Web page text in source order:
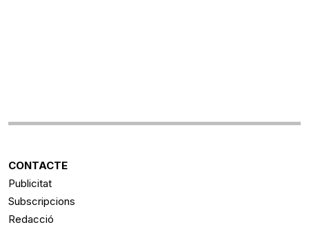
CONTACTE
Publicitat
Subscripcions
Redacció